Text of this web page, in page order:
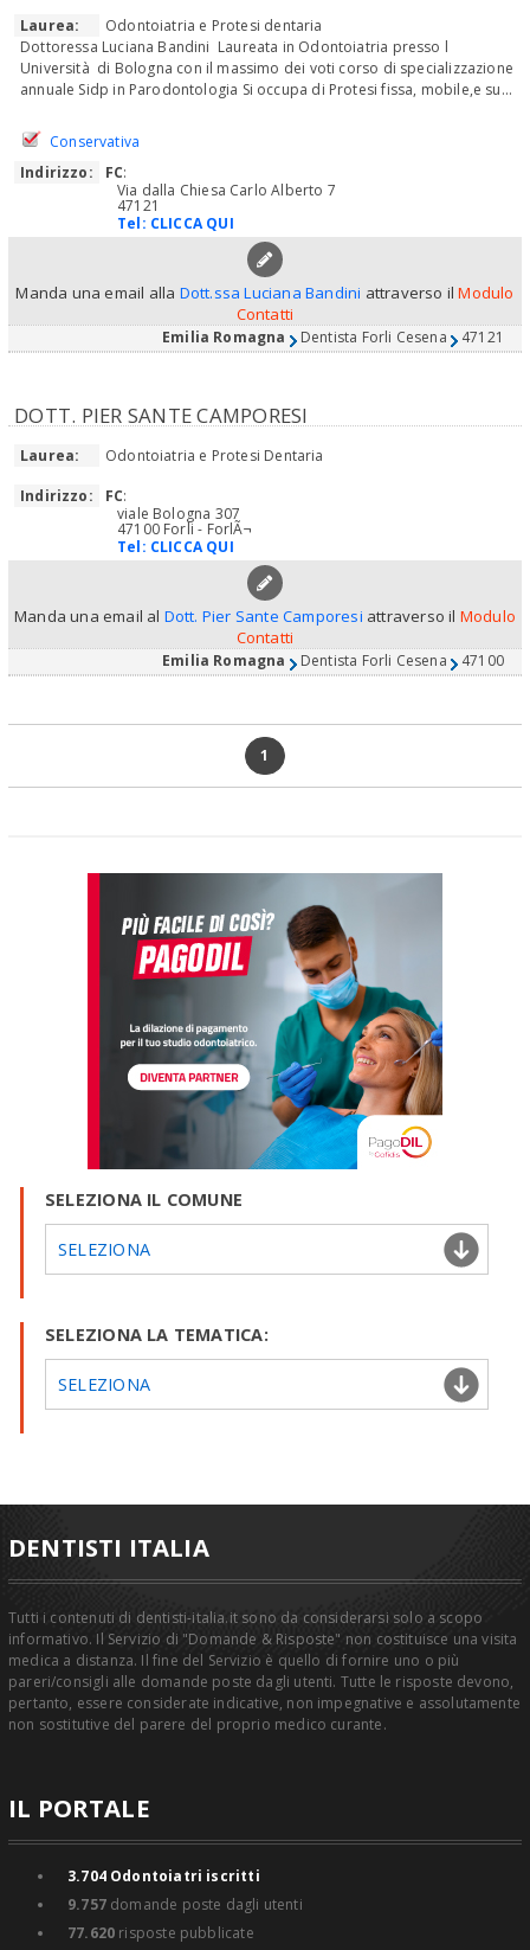
Laurea:
Odontoiatria e Protesi dentaria
Dottoressa Luciana Bandini Laureata in Odontoiatria presso l
Università di Bologna con il massimo dei voti corso di specializzazione
annuale Sidp in Parodontologia Si occupa di Protesi fissa, mobile,e su...
Conservativa
Indirizzo:
FC:
Via dalla Chiesa Carlo Alberto 7
47121
Tel: CLICCA QUI
Manda una email alla Dott.ssa Luciana Bandini attraverso ilModulo
Contatti
Emilia Romagna Dentista Forli Cesena 47121
DOTT. PIER SANTE CAMPORESI
Laurea:
Odontoiatria e Protesi Dentaria
Indirizzo:
FC:
viale Bologna 307
47100 Forli - ForlÃ¬
Tel: CLICCA QUI
Manda una email al Dott. Pier Sante Camporesi attraverso il Modulo
Contatti
Emilia Romagna Dentista Forli Cesena 47100
1
SELEZIONA IL COMUNE
SELEZIONA
SELEZIONA LA TEMATICA:
SELEZIONA
DENTISTI ITALIA
Tutti i contenuti di dentisti-italia.it sono da considerarsi solo a scopo
informativo. Il Servizio di "Domande & Risposte" non costituisce una visita
medica a distanza. Il fine del Servizio è quello di fornire uno o più
pareri/consigli alle domande poste dagli utenti. Tutte le risposte devono,
pertanto, essere considerate indicative, non impegnative e assolutamente
non sostitutive del parere del proprio medico curante.
IL PORTALE
3.704Odontoiatri iscritti
9.757domande poste dagli utenti
77.620 risposte pubblicate